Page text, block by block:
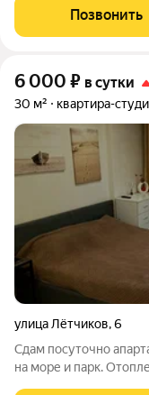
бассейн и море.
комфортного отдыха
Позвонить
6 000 ₽ в сутки
30 м² квартира-
улица Лётчиков,6
Сдам посуточно
на море и парк.